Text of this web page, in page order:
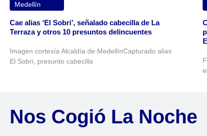
Medellín
Cae alias ‘El Sobri’, señalado cabecilla de La
Terraza y otros 10 presuntos delincuentes
Imagen cortesía Alcaldía de MedellínCapturado alias
El Sobri, presunto cabecilla
Nos Cogió La Noche